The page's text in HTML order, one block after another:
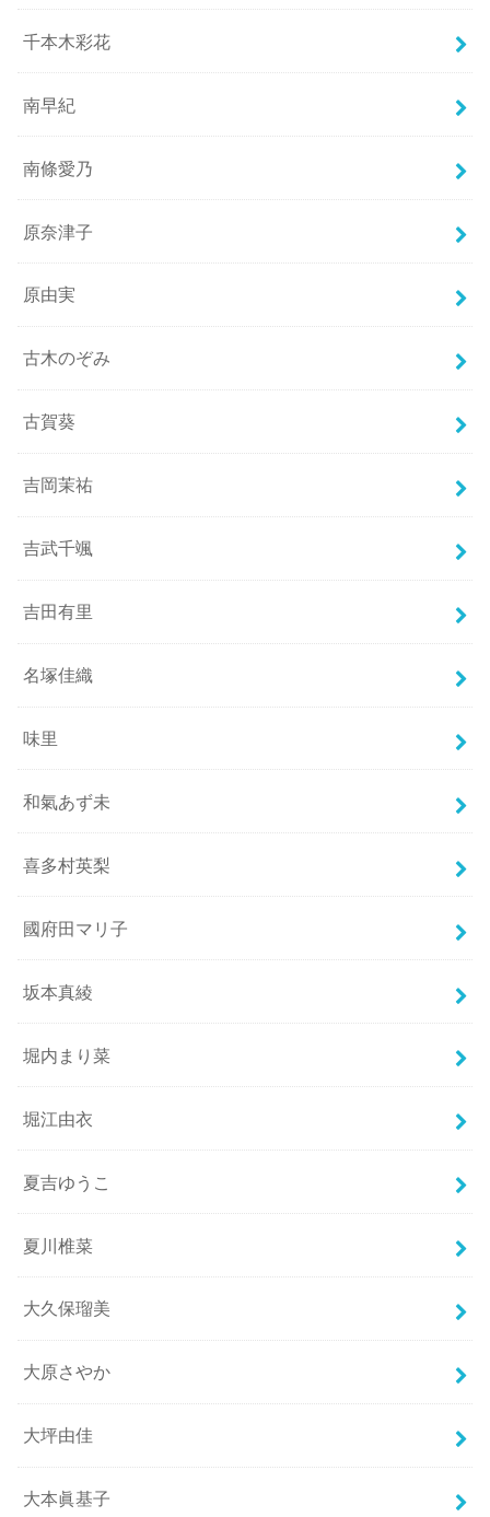
千本木彩花
南早紀
南條愛乃
原奈津子
原由実
古木のぞみ
古賀葵
吉岡茉祐
吉武千颯
吉田有里
名塚佳織
味里
和氣あず未
喜多村英梨
國府田マリ子
坂本真綾
堀内まり菜
堀江由衣
夏吉ゆうこ
夏川椎菜
大久保瑠美
大原さやか
大坪由佳
大本眞基子